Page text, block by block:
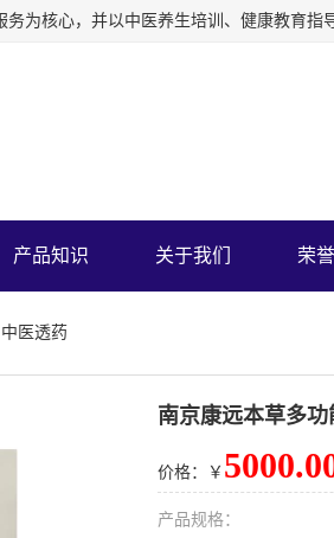
产品知识 关于我们 荣
医透药
南京康远本草多
价格：￥
产品规格：